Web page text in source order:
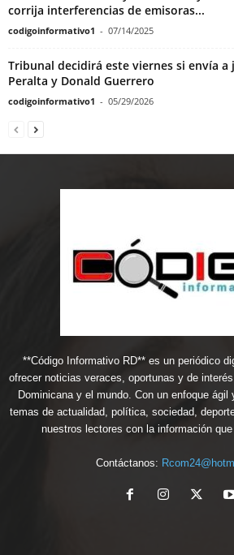
corrija interferencias de emisoras...
codigoinformativo1 - 07/14/2025
Tribunal decidirá este viernes si envía a
Peralta y Donald Guerrero
codigoinformativo1 - 05/29/2026
**Código Informativo RD** es un periódico
ofrecer noticias veraces, oportunas y de
Dominicana y el mundo. Con un enfoque ágil
temas de actualidad, política, sociedad,
nuestros lectores con la información
Contáctanos: